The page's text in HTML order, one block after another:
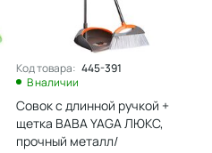
Код товара: 445-391
В наличии
Совок с длинной ручкой +
щетка BABA YAGA ЛЮКС,
прочный металл/